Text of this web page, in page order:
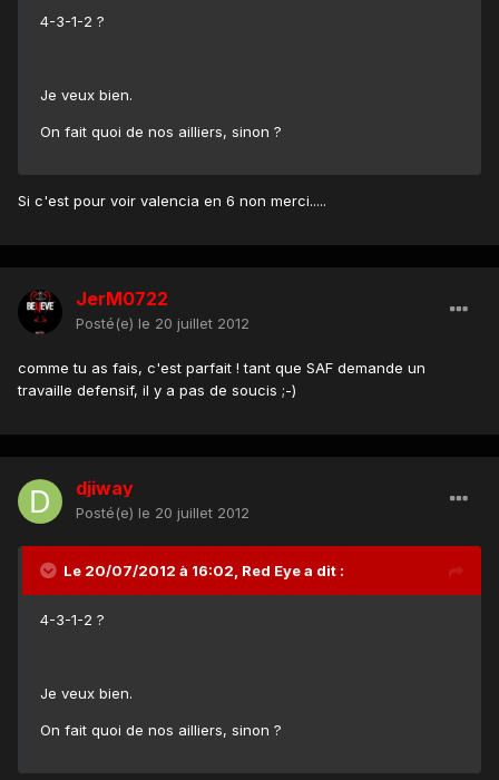
4-3-1-2 ?
Je veux bien.
On fait quoi de nos ailliers, sinon ?
Si c'est pour voir valencia en 6 non merci.....
JerM0722
Posté(e) le 20 juillet 2012
comme tu as fais, c'est parfait ! tant que SAF demande un
travaille defensif, il y a pas de soucis ;-)
djiway
Posté(e) le 20 juillet 2012
Le 20/07/2012 à 16:02, Red Eye a dit :
4-3-1-2 ?
Je veux bien.
On fait quoi de nos ailliers, sinon ?